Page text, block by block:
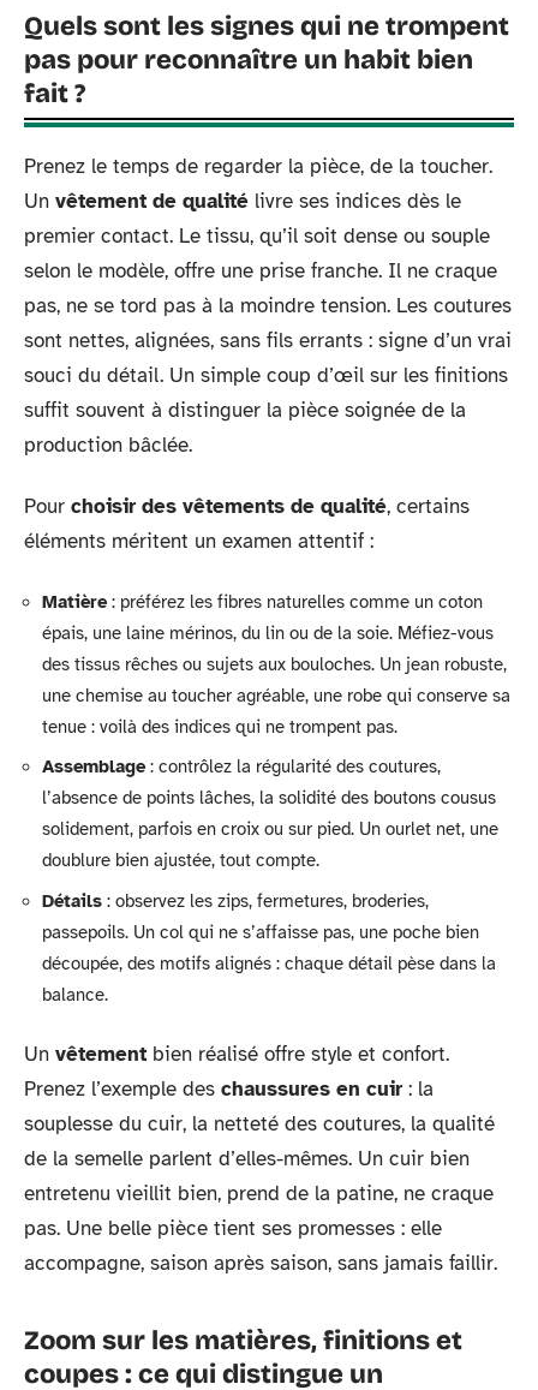
Quels sont les signes qui ne trompent
pas pour reconnaître un habit bien
fait ?
Prenez le temps de regarder la pièce, de la toucher.
Un vêtement de qualité livre ses indices dès le
premier contact. Le tissu, qu’il soit dense ou souple
selon le modèle, offre une prise franche. Il ne craque
pas, ne se tord pas à la moindre tension. Les coutures
sont nettes, alignées, sans fils errants : signe d’un vrai
souci du détail. Un simple coup d’œil sur les finitions
suffit souvent à distinguer la pièce soignée de la
production bâclée.
Pour choisir des vêtements de qualité, certains
éléments méritent un examen attentif :
Matière: préférez les fibres naturelles comme un coton
épais, une laine mérinos, du lin ou de la soie. Méfiez-vous
des tissus rêches ou sujets aux bouloches. Un jean robuste,
une chemise au toucher agréable, une robe qui conserve sa
tenue : voilà des indices qui ne trompent pas.
Assemblage: contrôlez la régularité des coutures,
l’absence de points lâches, la solidité des boutons cousus
solidement, parfois en croix ou sur pied. Un ourlet net, une
doublure bien ajustée, tout compte.
Détails : observez les zips, fermetures, broderies,
passepoils. Un col qui ne s’affaisse pas, une poche bien
découpée, des motifs alignés : chaque détail pèse dans la
balance.
Un vêtement bien réalisé offre style et confort.
Prenez l’exemple des chaussures en cuir : la
souplesse du cuir, la netteté des coutures, la qualité
de la semelle parlent d’elles-mêmes. Un cuir bien
entretenu vieillit bien, prend de la patine, ne craque
pas. Une belle pièce tient ses promesses : elle
accompagne, saison après saison, sans jamais faillir.
Zoom sur les matières, finitions et
coupes : ce qui distingue un